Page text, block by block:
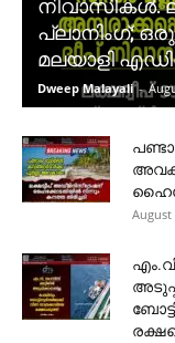
നിവാസികൾ.
പ്ലാനിംഗ്;
മലയാളി
Dweep Malayali -
August